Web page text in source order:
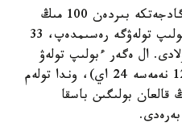
مىسالى كيىم-كەشەككە نەمەسە گادجەتكە بىردەن 100 مىڭ
تەڭگە جۇمساماي، ونى 3 ايعا ءبولىپ تولەۋگە رەسىمدەپ، 33
ال ەگەر ءبولىپ تولەۋ
مەرزىمى بۇدان ۇزاق بولسا (6, 12 نەمەسە 24 اي)، وندا تولەم
بولىگىن باسقا